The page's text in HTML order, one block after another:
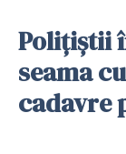
Polițiștii
seama
cadavre